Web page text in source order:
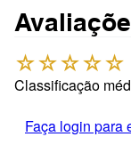
☆☆☆☆☆
Classificação
Faça login para